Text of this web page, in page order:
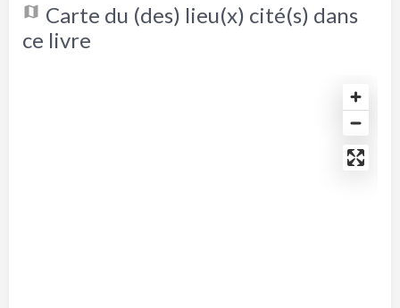
Carte du (des) lieu(x) cité(s) dans
ce livre